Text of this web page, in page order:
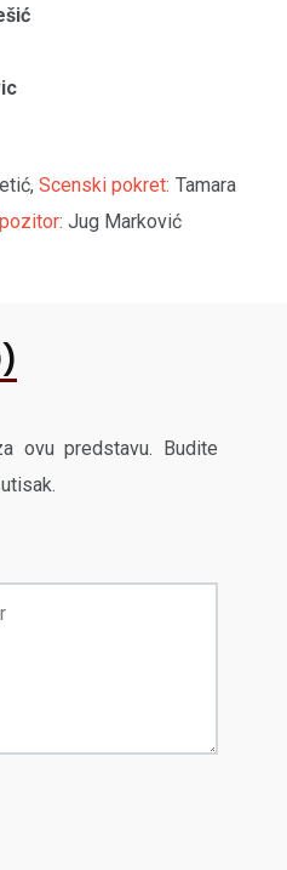
Scenski pokret: Tamara
Jug Marković
ovu predstavu. Budite